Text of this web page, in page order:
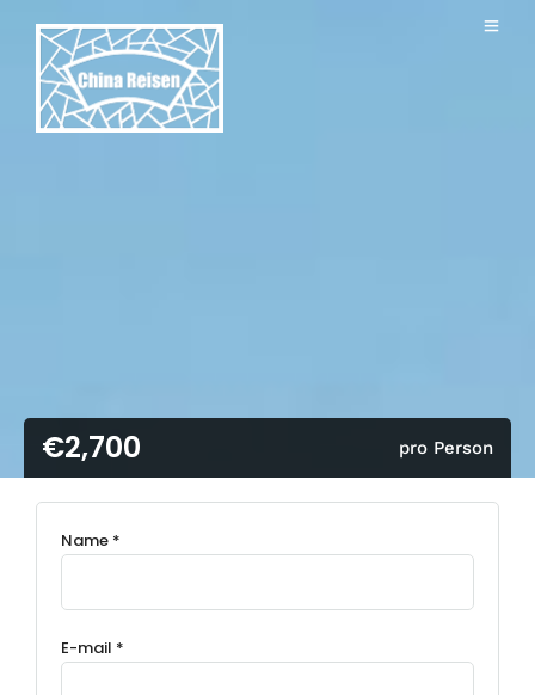
€2,700 pro Person
Name *
E-mail *